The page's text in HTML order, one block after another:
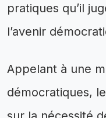
pratiques qu’il
l’avenir
Appelant à une
démocratiques,